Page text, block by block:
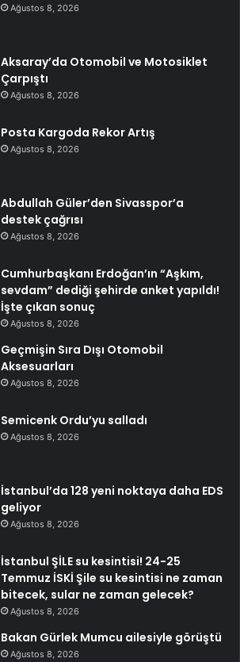
Ağustos 8, 2026
Aksaray’da Otomobil ve Motosiklet
Çarpıştı
Ağustos 8, 2026
Posta Kargoda Rekor Artış
Ağustos 8, 2026
Abdullah Güler’den Sivasspor’a
destek çağrısı
Ağustos 8, 2026
Cumhurbaşkanı Erdoğan’ın “Aşkım,
sevdam” dediği şehirde anket yapıldı!
İşte çıkan sonuç
Ağustos 8, 2026
Geçmişin Sıra Dışı Otomobil
Aksesuarları
Ağustos 8, 2026
Semicenk Ordu’yu salladı
Ağustos 8, 2026
İstanbul’da 128 yeni noktaya daha EDS
geliyor
Ağustos 8, 2026
İstanbul ŞİLE su kesintisi! 24-25
Temmuz İSKİ Şile su kesintisi ne zaman
bitecek, sular ne zaman gelecek?
Ağustos 8, 2026
Bakan Gürlek Mumcu ailesiyle görüştü
Ağustos 8, 2026